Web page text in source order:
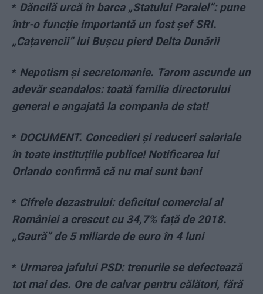
* Dăncilă urcă în barca „Statului Paralel”: pune
într-o funcție importantă un fost șef SRI.
„Cațavencii” lui Bușcu pierd Delta Dunării
* Nepotism și secretomanie. Tarom ascunde un
adevăr scandalos: toată familia directorului
general e angajată la compania de stat!
* DOCUMENT. Concedieri și reduceri salariale
în toate instituțiile publice! Notificarea lui
Orlando confirmă că nu mai sunt bani
* Cifrele dezastrului: deficitul comercial al
României a crescut cu 34,7% față de 2018.
„Gaură” de 5 miliarde de euro în 4 luni
* Urmarea jafului PSD: trenurile se defectează
tot mai des. Ore de calvar pentru călători, fără